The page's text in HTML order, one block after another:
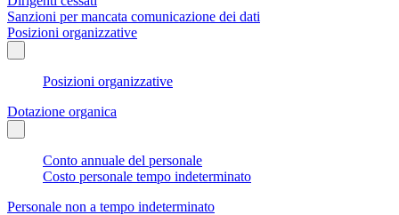
Sanzioni per mancata comunicazione dei dati
Posizioni organizzative
Posizioni organizzative
Dotazione organica
Conto annuale del personale
Costo personale tempo indeterminato
Personale non a tempo indeterminato